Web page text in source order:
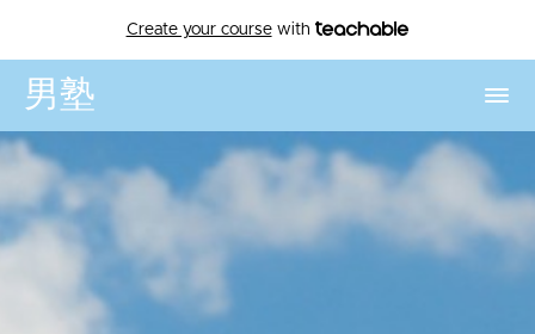
Create your coursewith
男塾